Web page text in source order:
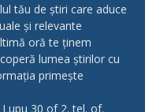
tău de știri care aduce
și relevante
oră te ținem
lumea știrilor cu
primește
30 of 2. tel. of.